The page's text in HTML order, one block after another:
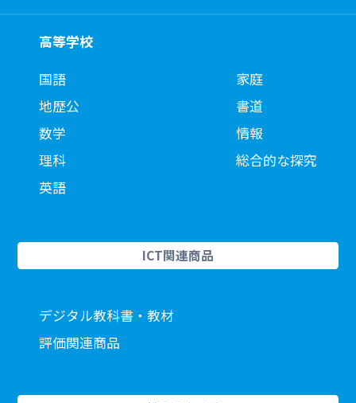
高等学校
国語
地歴公
数学
理科
英語
家庭
書道
情報
総合的な探究
ICT関連商品
デジタル教科書・教材
評価関連商品